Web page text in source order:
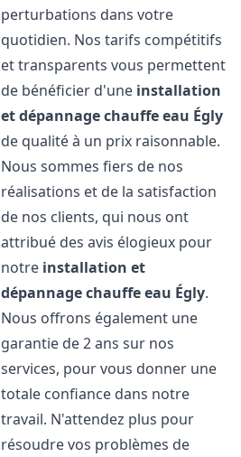
perturbations dans votre
quotidien. Nos tarifs compétitifs
et transparents vous permettent
de bénéficier d'une installation
et dépannage chauffe eau Égly
de qualité à un prix raisonnable.
Nous sommes fiers de nos
réalisations et de la satisfaction
de nos clients, qui nous ont
attribué des avis élogieux pour
notre installation et
dépannage chauffe eau Égly.
Nous offrons également une
garantie de 2 ans sur nos
services, pour vous donner une
totale confiance dans notre
travail. N'attendez plus pour
résoudre vos problèmes de